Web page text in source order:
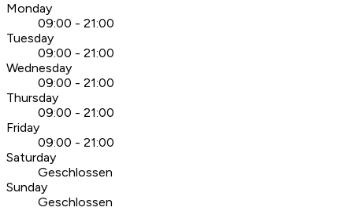
Monday
09:00 - 21:00
Tuesday
09:00 - 21:00
Wednesday
09:00 - 21:00
Thursday
09:00 - 21:00
Friday
09:00 - 21:00
Saturday
Geschlossen
Sunday
Geschlossen